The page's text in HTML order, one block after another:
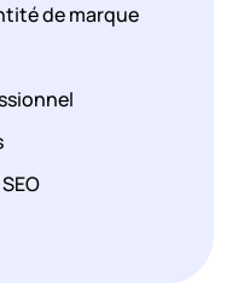
de marque